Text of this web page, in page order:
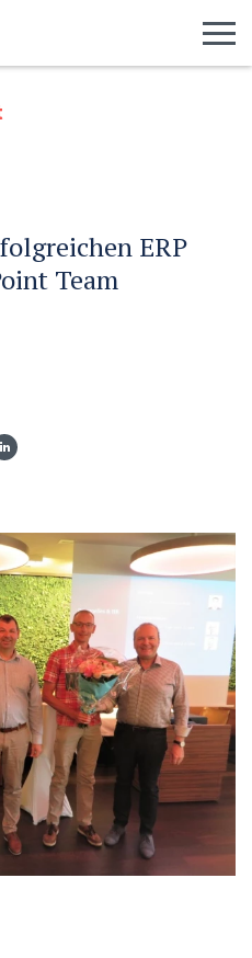
ERP
Team
teilen
Twitter teilen
Auf LinkedIn teilen